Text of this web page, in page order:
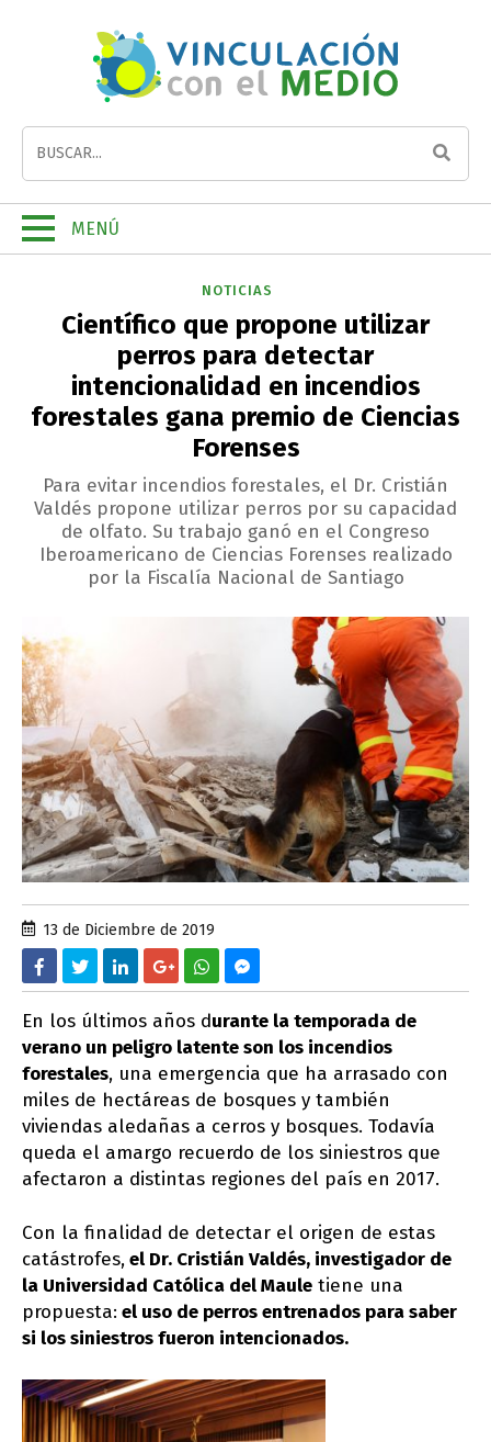
MENÚ
NOTICIAS
Científico que propone utilizar
perros para detectar
intencionalidad en incendios
forestales gana premio de Ciencias
Forenses
Para evitar incendios forestales, el Dr. Cristián
Valdés propone utilizar perros por su capacidad
de olfato. Su trabajo ganó en el Congreso
Iberoamericano de Ciencias Forenses realizado
por la Fiscalía Nacional de Santiago
13 de Diciembre de 2019
En los últimos años durante la temporada de
verano un peligro latente son los incendios
forestales, una emergencia que ha arrasado con
miles de hectáreas de bosques y también
viviendas aledañas a cerros y bosques. Todavía
queda el amargo recuerdo de los siniestros que
afectaron a distintas regiones del país en 2017.
Con la finalidad de detectar el origen de estas
catástrofes,el Dr. Cristián Valdés, investigador de
la Universidad Católica del Maule tiene una
propuesta: el uso de perros entrenados para saber
si los siniestros fueron intencionados.